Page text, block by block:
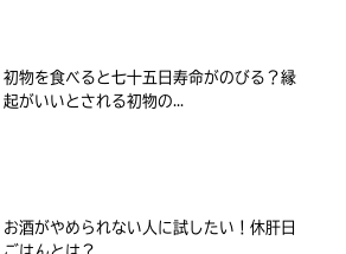
初物を食べると七十五日寿命がのびる？縁
起がいいとされる初物の...
お酒がやめられない人に試したい！休肝日